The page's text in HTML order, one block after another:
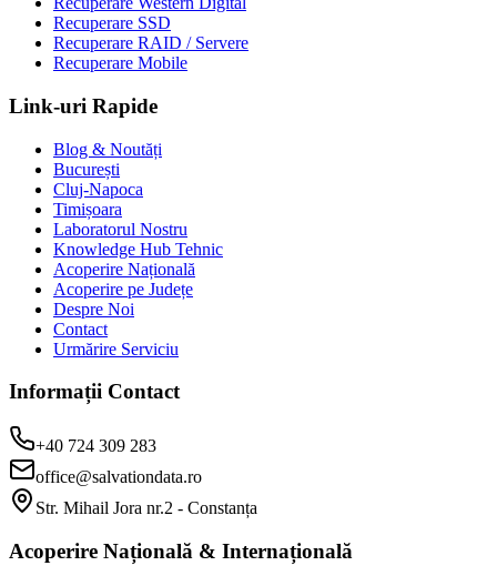
Recuperare SSD
Recuperare RAID / Servere
Recuperare Mobile
Link-uri Rapide
Blog & Noutăți
București
Cluj-Napoca
Timișoara
Laboratorul Nostru
Knowledge Hub Tehnic
Acoperire Națională
Acoperire pe Județe
Despre Noi
Contact
Urmărire Serviciu
Informații Contact
+40 724 309 283
office@salvationdata.ro
Str. Mihail Jora nr.2 - Constanța
Acoperire Națională & Internațională